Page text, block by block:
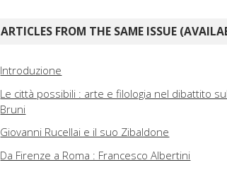
ARTICLES FROM THE SAME ISSUE
Introduzione
Le città possibili : arte e filologia nel dibattito
Bruni
Giovanni Rucellai e il suo Zibaldone
Da Firenze a Roma : Francesco Albertini